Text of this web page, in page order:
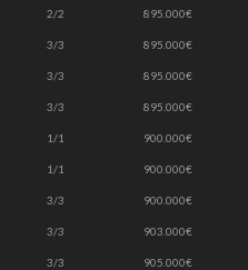
2/2 895.000€
3/3 895.000€
3/3 895.000€
3/3 895.000€
1/1 900.000€
1/1 900.000€
3/3 900.000€
3/3 903.000€
3/3 905.000€